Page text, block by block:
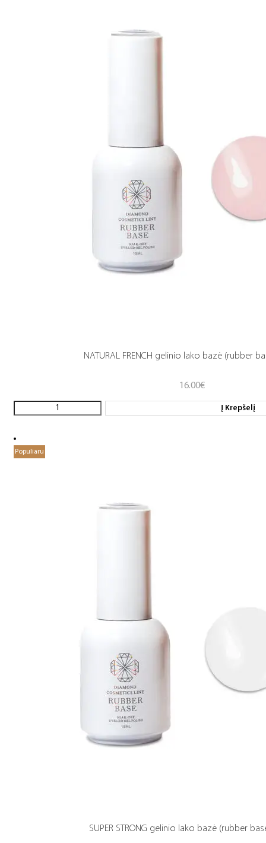
NATURAL FRENCH gelinio lako bazė (rubber
16.00€
Į Krepšelį
Populiaru
SUPER STRONG gelinio lako bazė (rubber